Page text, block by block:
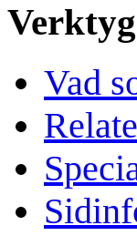
Verktyg
Vad